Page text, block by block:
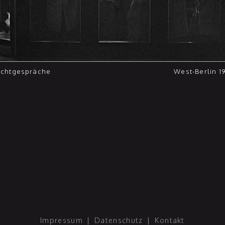
West-Berlin
Impressum | Datenschutz | Kontakt